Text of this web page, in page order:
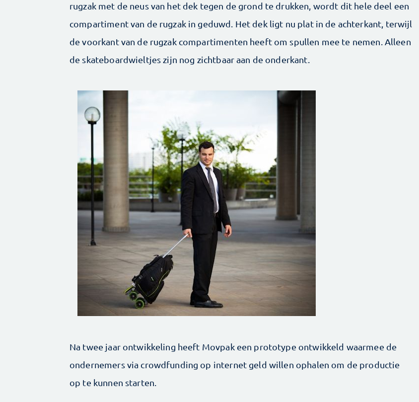
rugzak met de neus van het dek tegen de grond te drukken, wordt dit hele deel een
compartiment van de rugzak in geduwd. Het dek ligt nu plat in de achterkant, terwijl
de voorkant van de rugzak compartimenten heeft om spullen mee te nemen. Alleen
de skateboardwieltjes zijn nog zichtbaar aan de onderkant.
Na twee jaar ontwikkeling heeft Movpak een prototype ontwikkeld waarmee de
ondernemers via crowdfunding op internet geld willen ophalen om de productie
op te kunnen starten.